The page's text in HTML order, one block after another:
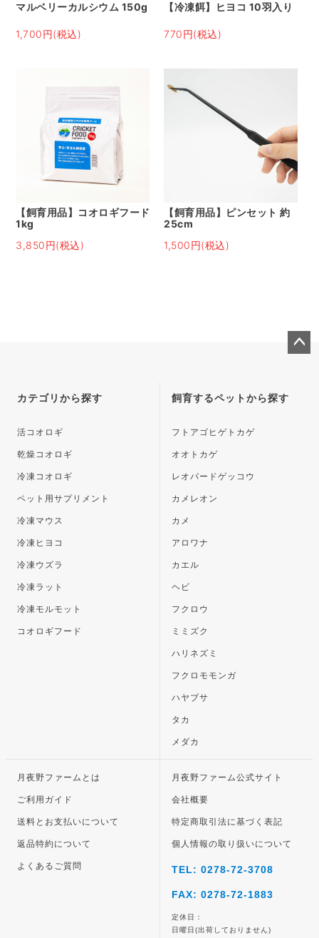
マルベリーカルシウム 150g
1,700円(税込)
【冷凍餌】ヒヨコ 10羽入り
770円(税込)
【飼育用品】コオロギフード
1kg
3,850円(税込)
【飼育用品】ピンセット 約
25cm
1,500円(税込)
カテゴリから探す
活コオロギ
乾燥コオロギ
冷凍コオロギ
ペット用サプリメント
冷凍マウス
冷凍ヒヨコ
冷凍ウズラ
冷凍ラット
冷凍モルモット
コオロギフード
飼育するペットから探す
フトアゴヒゲトカゲ
オオトカゲ
レオパードゲッコウ
カメレオン
カメ
アロワナ
カエル
ヘビ
フクロウ
ミミズク
ハリネズミ
フクロモモンガ
ハヤブサ
タカ
メダカ
月夜野ファームとは
ご利用ガイド
送料とお支払いについて
返品特約について
よくあるご質問
月夜野ファーム公式サイト
会社概要
特定商取引法に基づく表記
個人情報の取り扱いについて
TEL: 0278-72-3708
FAX: 0278-72-1883
定休日：
日曜日(出荷しておりません)